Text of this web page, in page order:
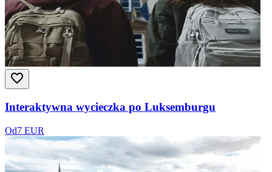
Interaktywna wycieczka po Luksemburgu
Od7 EUR